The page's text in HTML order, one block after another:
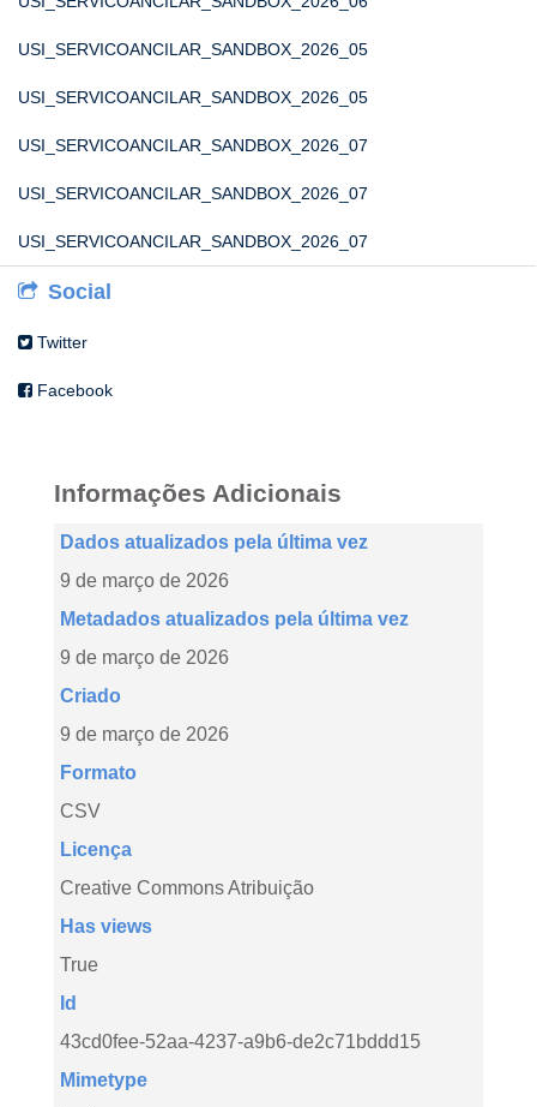
USI_SERVICOANCILAR_SANDBOX_2026_05
USI_SERVICOANCILAR_SANDBOX_2026_05
USI_SERVICOANCILAR_SANDBOX_2026_07
USI_SERVICOANCILAR_SANDBOX_2026_07
USI_SERVICOANCILAR_SANDBOX_2026_07
Social
Twitter
Facebook
Informações Adicionais
Dados atualizados pela última vez
9 de março de 2026
Metadados atualizados pela última vez
9 de março de 2026
Criado
9 de março de 2026
Formato
CSV
Licença
Creative Commons Atribuição
Has views
True
Id
43cd0fee-52aa-4237-a9b6-de2c71bddd15
Mimetype